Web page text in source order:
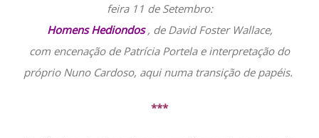
feira 11 de Setembro:
Homens Hediondos, de David Foster Wallace,
com encenação de Patrícia Portela e interpretação do
próprio Nuno Cardoso, aqui numa transição de papéis.
***